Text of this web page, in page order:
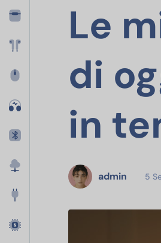
Le
di
in
admin 5